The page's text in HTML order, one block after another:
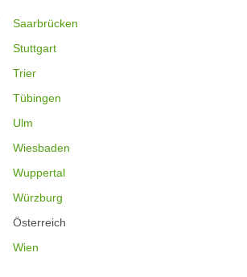
Saarbrücken
Stuttgart
Trier
Tübingen
Ulm
Wiesbaden
Wuppertal
Würzburg
Österreich
Wien